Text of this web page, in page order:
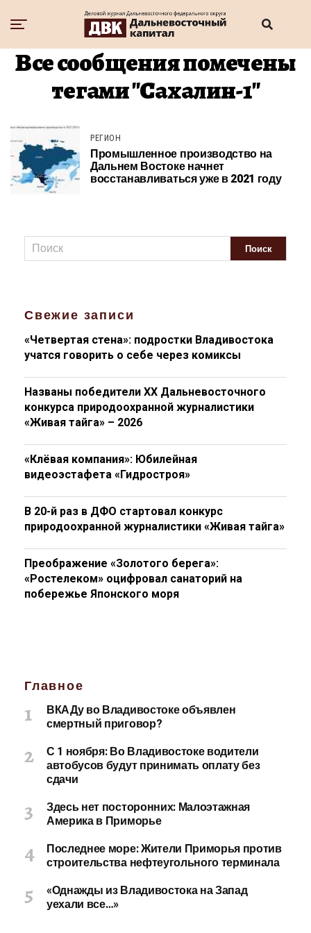
Все сообщения помечены
тегами "Сахалин-1"
РЕГИОН
Промышленное производство на
Дальнем Востоке начнет
восстанавливаться уже в 2021 году
Свежие записи
«Четвертая стена»: подростки Владивостока
учатся говорить о себе через комиксы
Названы победители XX Дальневосточного
конкурса природоохранной журналистики
«Живая тайга» – 2026
«Клёвая компания»: Юбилейная
видеоэстафета «Гидростроя»
В 20-й раз в ДФО стартовал конкурс
природоохранной журналистики «Живая тайга»
Преображение «Золотого берега»:
«Ростелеком» оцифровал санаторий на
побережье Японского моря
Главное
ВКАДу во Владивостоке объявлен
смертный приговор?
С 1 ноября: Во Владивостоке водители
автобусов будут принимать оплату без
сдачи
Здесь нет посторонних: Малоэтажная
Америка в Приморье
Последнее море: Жители Приморья против
строительства нефтеугольного терминала
«Однажды из Владивостока на Запад
уехали все…»